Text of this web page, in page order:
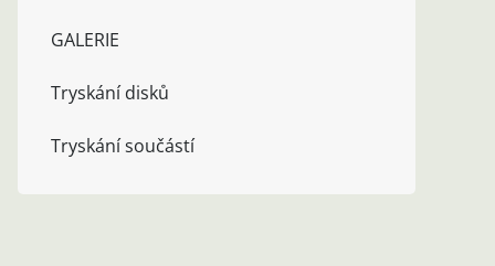
GALERIE
Tryskání disků
Tryskání součástí